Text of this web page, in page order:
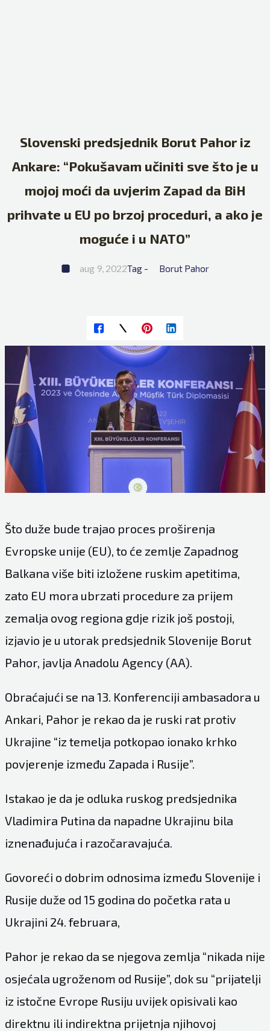
Slovenski predsjednik Borut Pahor iz
Ankare: “Pokušavam učiniti sve što je u
mojoj moći da uvjerim Zapad da BiH
prihvate u EU po brzoj proceduri, a ako je
moguće i u NATO”
aug 9, 2022Tag - Borut Pahor
Što duže bude trajao proces proširenja
Evropske unije (EU), to će zemlje Zapadnog
Balkana više biti izložene ruskim apetitima,
zato EU mora ubrzati procedure za prijem
zemalja ovog regiona gdje rizik još postoji,
izjavio je u utorak predsjednik Slovenije Borut
Pahor, javlja Anadolu Agency (AA).
Obraćajući se na 13. Konferenciji ambasadora u
Ankari, Pahor je rekao da je ruski rat protiv
Ukrajine “iz temelja potkopao ionako krhko
povjerenje između Zapada i Rusije”.
Istakao je da je odluka ruskog predsjednika
Vladimira Putina da napadne Ukrajinu bila
iznenađujuća i razočaravajuća.
Govoreći o dobrim odnosima između Slovenije i
Rusije duže od 15 godina do početka rata u
Ukrajini 24. februara,
Pahor je rekao da se njegova zemlja “nikada nije
osjećala ugroženom od Rusije”, dok su “prijatelji
iz istočne Evrope Rusiju uvijek opisivali kao
direktnu ili indirektna prijetnja njihovoj